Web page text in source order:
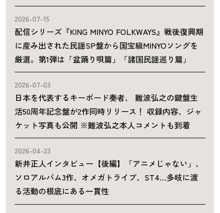
2026-07-15
配信シリーズ『KING MINYO FOLKWAYS』戦後復興期
に産み出された民謡SP盤から国宝級MINYOソングを
厳選。第1弾は「盆踊り唄篇」「諸国民謡巡り篇」
2026-07-03
日本を代表するキーボード奏者、 難波弘之の鍵盤生
活50周年記念盤が2作同時リリース！ 収録内容、ジャ
ケット写真も公開 ※難波弘之本人コメントも到着
2026-04-23
新井正人インタビュー【後編】「アニメじゃない」、
ソロアルバム3作、オメガトライブ、ST4…多岐に渡
る活動の根底にある一貫性